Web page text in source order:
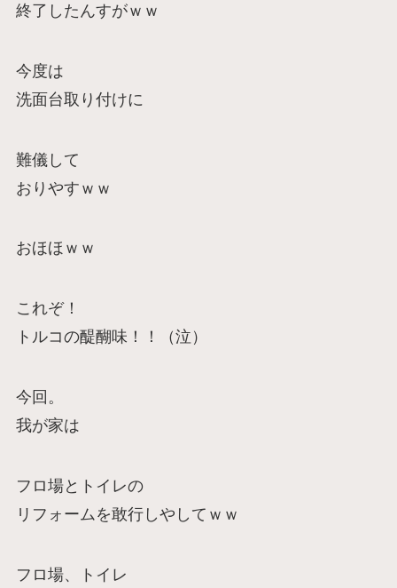
終了したんすがｗｗ
今度は
洗面台取り付けに
難儀して
おりやすｗｗ
おほほｗｗ
これぞ！
トルコの醍醐味！！（泣）
今回。
我が家は
フロ場とトイレの
リフォームを敢行しやしてｗｗ
フロ場、トイレ